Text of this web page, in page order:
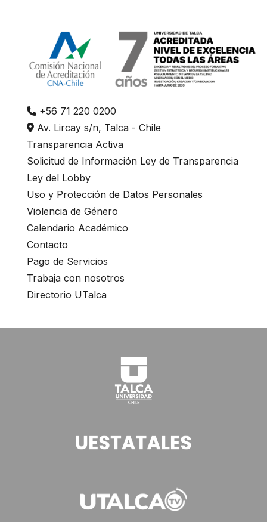
+56 71 220 0200
Av. Lircay s/n, Talca - Chile
Transparencia Activa
Solicitud de Información Ley de Transparencia
Ley del Lobby
Uso y Protección de Datos Personales
Violencia de Género
Calendario Académico
Contacto
Pago de Servicios
Trabaja con nosotros
Directorio UTalca